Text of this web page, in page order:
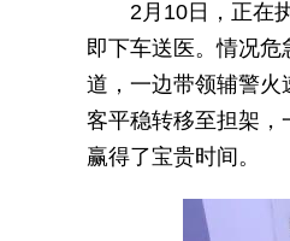
2月10日，正在
即下车送医。情况
道，一边带领辅警火
客平稳转移至担架，
赢得了宝贵时间。